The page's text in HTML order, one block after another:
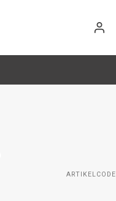
ARTIKELCODE